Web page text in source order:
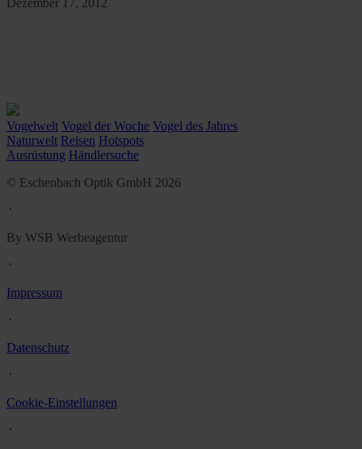
Vogelwelt Vogel der Woche Vogel des Jahres
Naturwelt Reisen Hotspots
Ausrüstung Händlersuche
© Eschenbach Optik GmbH 2026
᛫
By WSB Werbeagentur
᛫
Impressum
᛫
Datenschutz
᛫
Cookie-Einstellungen
᛫